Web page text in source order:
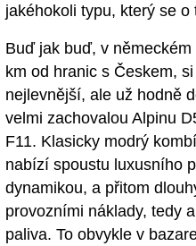
jakéhokoli typu, který se o
Buď jak buď, v
km od hranic s Českem,
nejlevnější, ale už hodně
velmi zachovalou Alpinu
F11. Klasicky modrý
nabízí spoustu luxusního
dynamikou, a přitom
provozními náklady, tedy
paliva. To obvykle v